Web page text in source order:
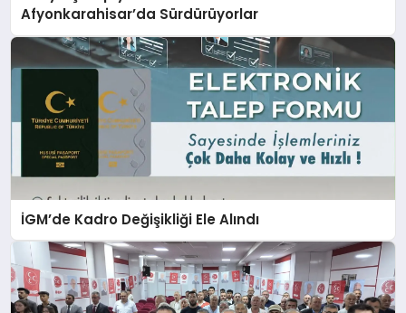
Afyonkarahisar’da Sürdürüyorlar
İGM’de Kadro Değişikliği Ele Alındı